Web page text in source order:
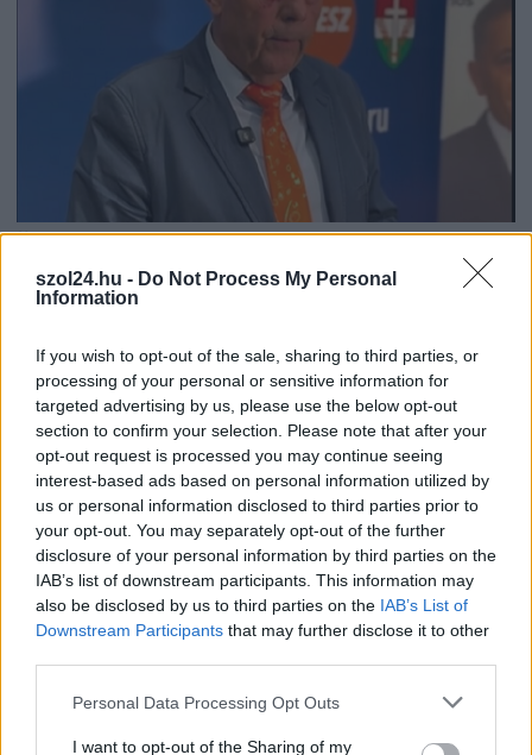
szol24.hu - Do Not Process My Personal
Information
If you wish to opt-out of the sale, sharing to third parties, or
processing of your personal or sensitive information for
targeted advertising by us, please use the below opt-out
section to confirm your selection. Please note that after your
opt-out request is processed you may continue seeing
interest-based ads based on personal information utilized by
us or personal information disclosed to third parties prior to
your opt-out. You may separately opt-out of the further
disclosure of your personal information by third parties on the
IAB’s list of downstream participants. This information may
also be disclosed by us to third parties on the IAB’s List of
Downstream Participants that may further disclose it to other
Please note that this website/app uses one or more Google
not limited to your visit or usage behaviour. You may click to
Personal Data Processing Opt Outs
I want to opt-out of the Sharing of my
2026.08.06. Kiss Lajos
Sok volt az igazolatlan hiányzás, Pócs János
fizetéslevonást kapott, más fideszesek még
A jászsági fideszes képviselő túl sokszor hiányzott
igazolatlanul a szavazásokról, de még mindig olcsón
megúszta ahhoz...
JNSZ megyei hírek